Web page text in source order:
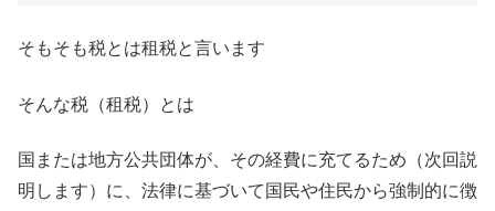
そもそも税とは租税と言います
そんな税（租税）とは
国または地方公共団体が、その経費に充てるため（次回説
明します）に、法律に基づいて国民や住民から強制的に徴